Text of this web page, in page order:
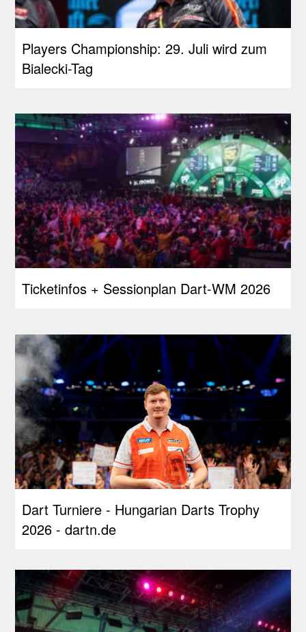
Players Championship: 29. Juli wird zum
Bialecki-Tag
Ticketinfos + Sessionplan Dart-WM 2026
Dart Turniere - Hungarian Darts Trophy
2026 - dartn.de